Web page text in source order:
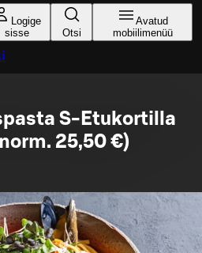
Logige
sisse
Otsi
Avatud
mobiilimenüü
S-Etukortilla
25,50 €)